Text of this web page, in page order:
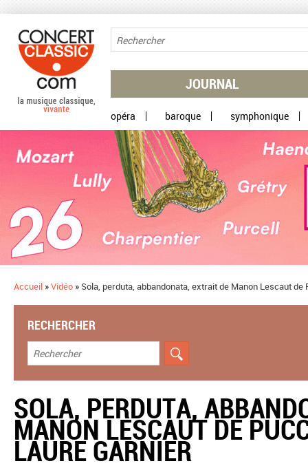
JOURNAL
opéra baroque symphonique
Accueil »Vidéo » Sola, perduta, abbandonata, extrait de Manon Lescaut
RECHERCHER
SOLA, PERDUTA,
MANON LESCAUT DE
LAURE GARNIER